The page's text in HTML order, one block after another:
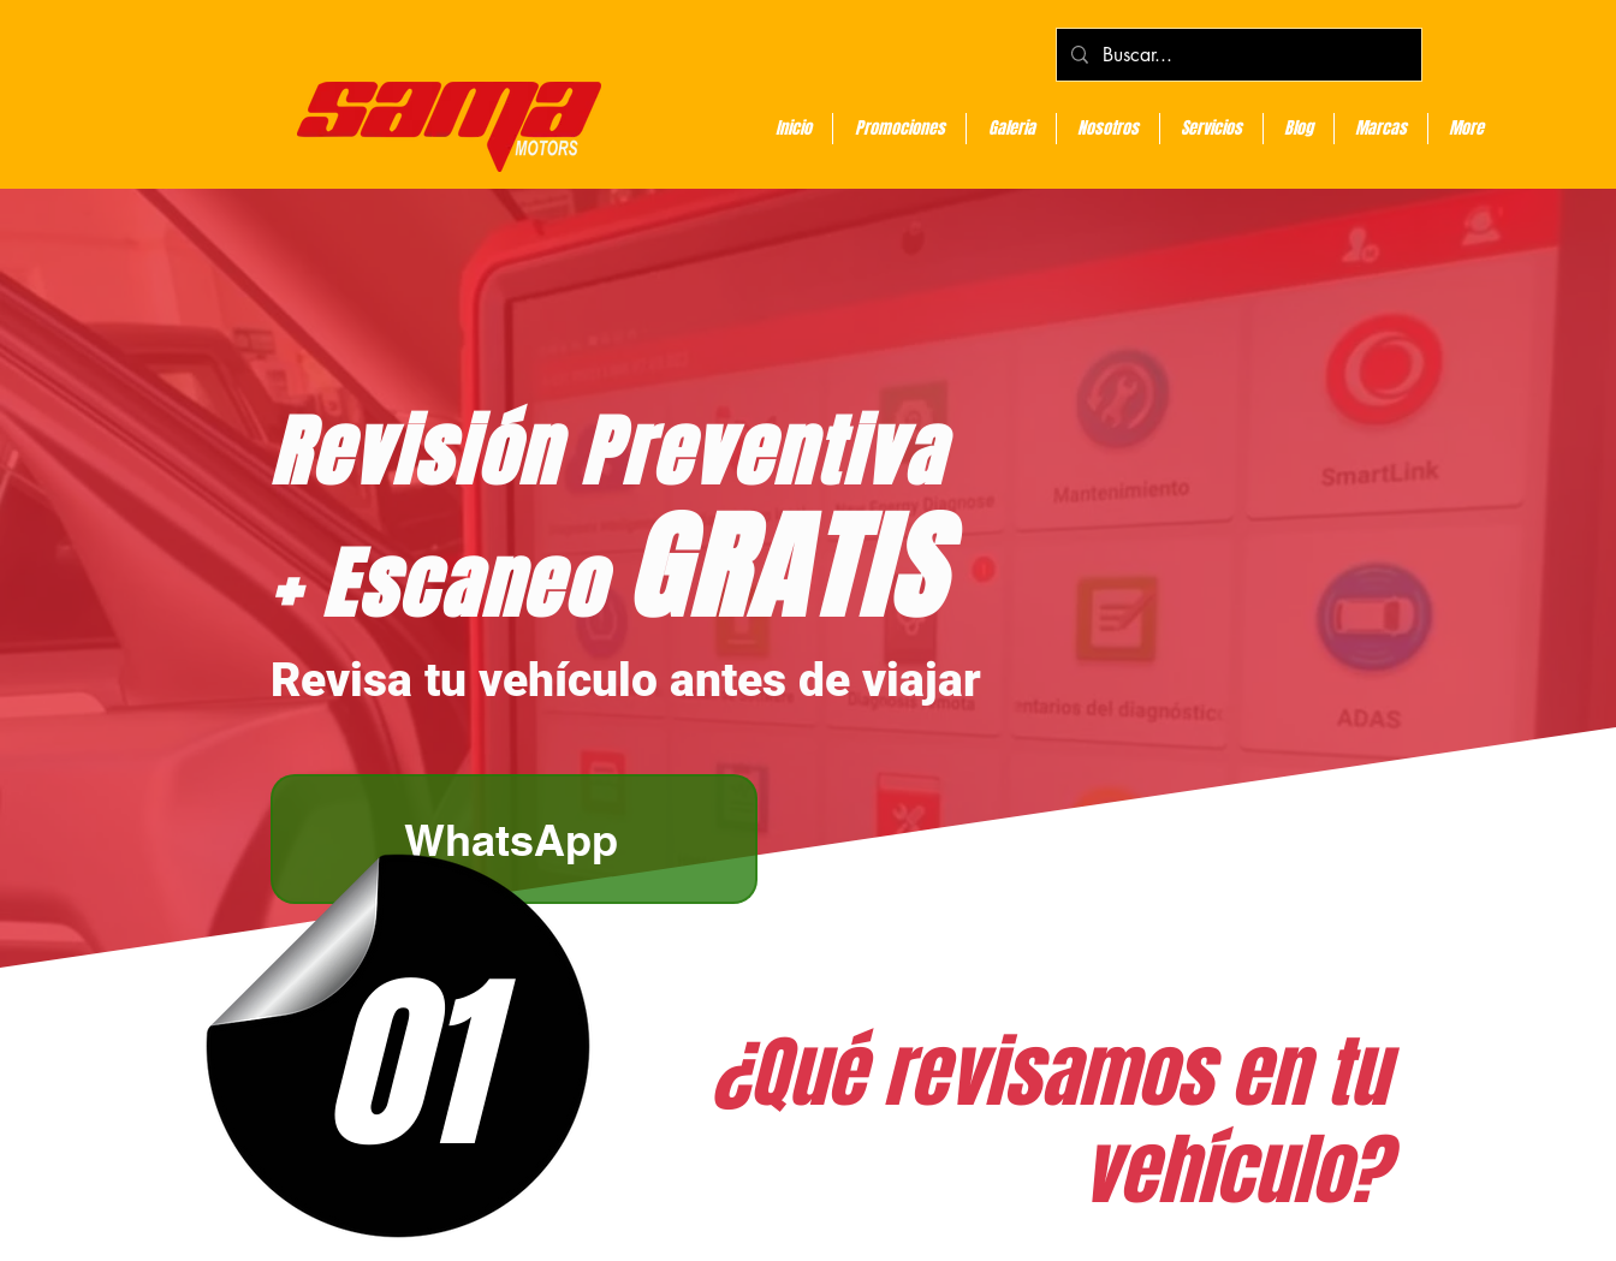
Inicio Promociones Galeria Nosotros Servicios Blog Marcas More
Revisión Preventiva
+ EscaneoGRATIS
Revisa tu vehículo antes de viajar
WhatsApp
01
¿Qué revisamos en tu
vehículo?